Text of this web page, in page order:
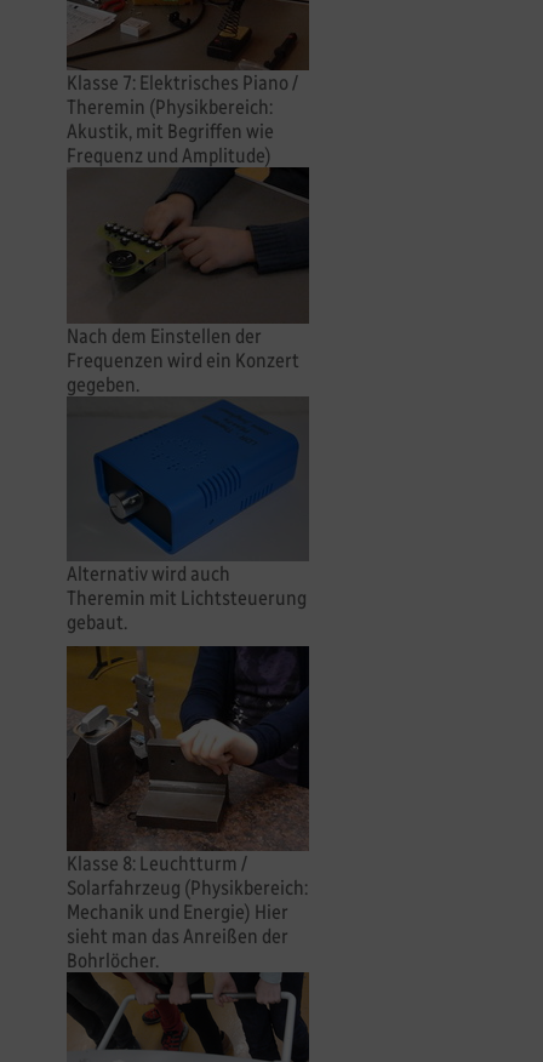
Klasse 7: Elektrisches Piano /
Theremin (Physikbereich:
Akustik, mit Begriffen wie
Frequenz und Amplitude)
Nach dem Einstellen der
Frequenzen wird ein Konzert
gegeben.
Alternativ wird auch
Theremin mit Lichtsteuerung
gebaut.
Klasse 8: Leuchtturm /
Solarfahrzeug (Physikbereich:
Mechanik und Energie) Hier
sieht man das Anreißen der
Bohrlöcher.